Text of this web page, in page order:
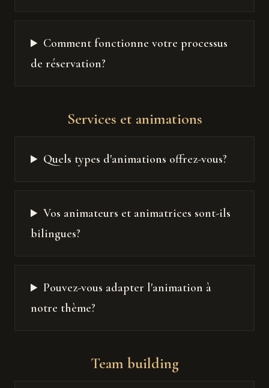
Comment fonctionne votre processus
de réservation?
Services et animations
Quels types d'animations offrez-vous?
Vos animateurs et animatrices sont-ils
bilingues?
Pouvez-vous adapter l'animation à
notre thème?
Team building